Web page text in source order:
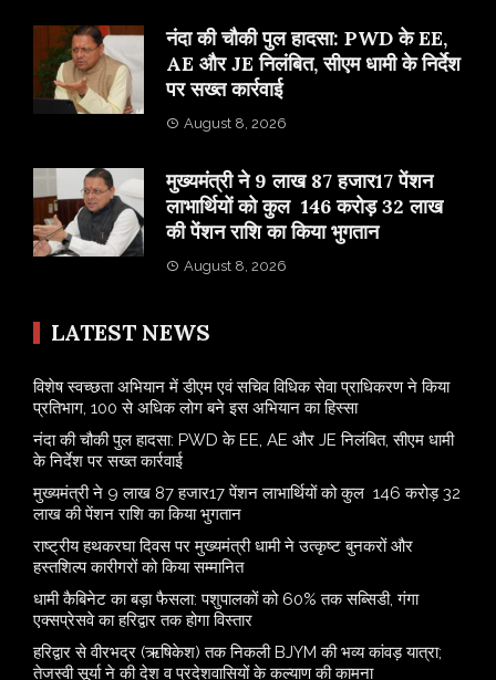
नंदा की चौकी पुल हादसा: PWD के EE,
AE और JE निलंबित, सीएम धामी के निर्देश
पर सख्त कार्रवाई
August 8, 2026
मुख्यमंत्री ने 9 लाख 87 हजार17 पेंशन
लाभार्थियों को कुल 146 करोड़ 32 लाख
की पेंशन राशि का किया भुगतान
August 8, 2026
LATEST NEWS
विशेष स्वच्छता अभियान में डीएम एवं सचिव विधिक सेवा प्राधिकरण ने किया
प्रतिभाग, 100 से अधिक लोग बने इस अभियान का हिस्सा
नंदा की चौकी पुल हादसा: PWD के EE, AE और JE निलंबित, सीएम धामी
के निर्देश पर सख्त कार्रवाई
मुख्यमंत्री ने 9 लाख 87 हजार17 पेंशन लाभार्थियों को कुल 146 करोड़ 32
लाख की पेंशन राशि का किया भुगतान
राष्ट्रीय हथकरघा दिवस पर मुख्यमंत्री धामी ने उत्कृष्ट बुनकरों और
हस्तशिल्प कारीगरों को किया सम्मानित
​धामी कैबिनेट का बड़ा फैसला: पशुपालकों को 60% तक सब्सिडी, गंगा
एक्सप्रेसवे का हरिद्वार तक होगा विस्तार
​हरिद्वार से वीरभद्र (ऋषिकेश) तक निकली BJYM की भव्य कांवड़ यात्रा;
तेजस्वी सूर्या ने की देश व प्रदेशवासियों के कल्याण की कामना